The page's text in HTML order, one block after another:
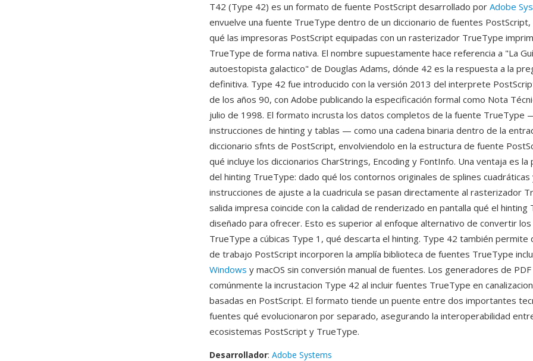
T42 (Type 42) es un formato de fuente PostScript desarrollado por Adobe
envuelve una fuente TrueType dentro de un diccionario de fuentes
qué las impresoras PostScript equipadas con un rasterizador TrueType
TrueType de forma nativa. El nombre supuestamente hace referencia a "La
autoestopista galactico" de Douglas Adams, dónde 42 es la respuesta a la
definitiva. Type 42 fue introducido con la versión 2013 del interprete
de los años 90, con Adobe publicando la especificación formal como Nota
julio de 1998. El formato incrusta los datos completos de la fuente TrueType
instrucciones de hinting y tablas — como una cadena binaria dentro de la
diccionario sfnts de PostScript, envolviendolo en la estructura de fuente
qué incluye los diccionarios CharStrings, Encoding y FontInfo. Una ventaja es
del hinting TrueType: dado qué los contornos originales de splines cuadráticas
instrucciones de ajuste a la cuadricula se pasan directamente al rasterizador
salida impresa coincide con la calidad de renderizado en pantalla qué el hinting
diseñado para ofrecer. Esto es superior al enfoque alternativo de convertir
TrueType a cúbicas Type 1, qué descarta el hinting. Type 42 también permite
de trabajo PostScript incorporen la amplía biblioteca de fuentes TrueType
Windows y macOS sin conversión manual de fuentes. Los generadores de
comúnmente la incrustacion Type 42 al incluir fuentes TrueType en
basadas en PostScript. El formato tiende un puente entre dos importantes
fuentes qué evolucionaron por separado, asegurando la interoperabilidad
ecosistemas PostScript y TrueType.
Desarrollador: Adobe Systems